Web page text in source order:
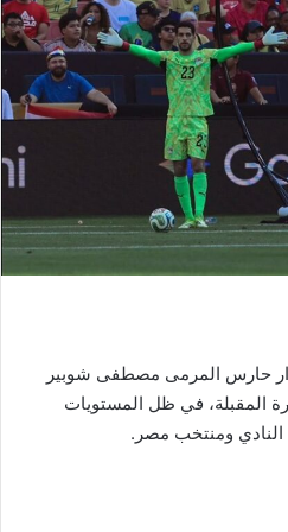
حارس المرمى مصطفى شوبير
المقبلة، في ظل المستويات
النادي ومنتخب مصر.